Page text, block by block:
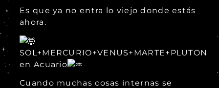
Es que ya no entra lo viejo donde estás
ahora.
SOL+MERCURIO+VENUS+MARTE+PLUTON
en Acuario
Cuando muchas cosas internas se